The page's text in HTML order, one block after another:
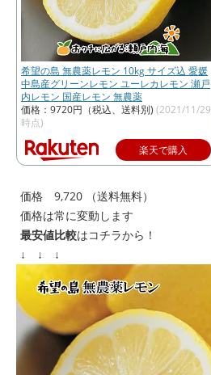
希望の島 無農薬レモン 10kg サイズ込 愛媛
中島産グリーンレモン ユーレカレモン 瀬戸
内レモン 国産レモン 無農薬
価格：9720円（税込、送料別) (2021/11/29
時点)
楽天で購入
価格 9,720 （送料無料）
価格は常に変動します
最安値比較はコチラから！
↓ ↓ ↓